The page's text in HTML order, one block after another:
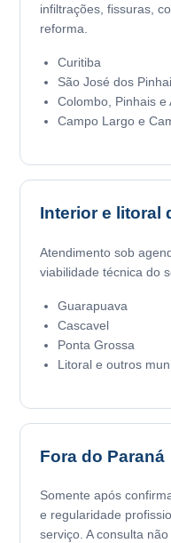
infiltrações, fissuras,
reforma.
Curitiba
São José dos
Colombo, Pinhais e
Campo Largo e
Interior e litoral
Atendimento sob
viabilidade técnica do
Guarapuava
Cascavel
Ponta Grossa
Litoral e outros
Fora do Paraná
Somente após
e regularidade
serviço. A consulta